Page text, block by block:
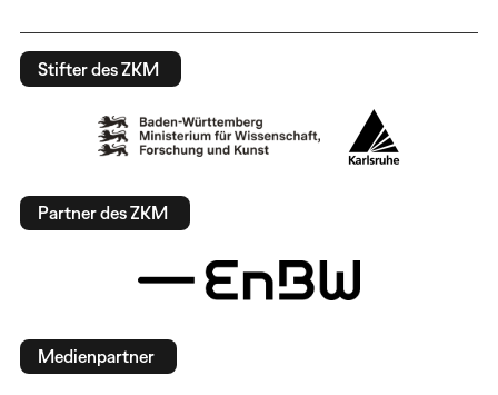
Stifter des ZKM
Partner des ZKM
Medienpartner